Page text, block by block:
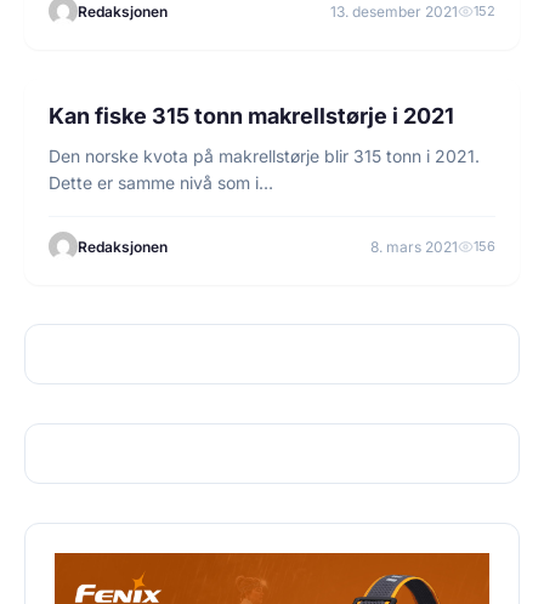
Redaksjonen 13. desember 2021 152
FISKE
Kan fiske 315 tonn makrellstørje i 2021
Den norske kvota på makrellstørje blir 315 tonn i 2021.
Dette er samme nivå som i…
Redaksjonen 8. mars 2021 156